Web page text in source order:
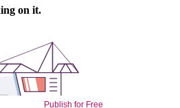
Publish for Free